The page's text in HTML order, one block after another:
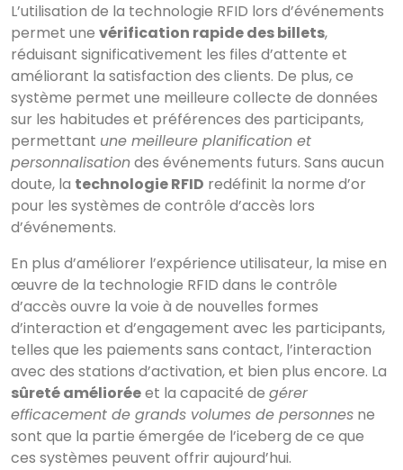
L’utilisation de la technologie RFID lors d’événements
permet une vérification rapide des billets,
réduisant significativement les files d’attente et
améliorant la satisfaction des clients. De plus, ce
système permet une meilleure collecte de données
sur les habitudes et préférences des participants,
permettant une meilleure planification et
personnalisationdes événements futurs. Sans aucun
doute, la technologie RFID redéfinit la norme d’or
pour les systèmes de contrôle d’accès lors
d’événements.
En plus d’améliorer l’expérience utilisateur, la mise en
œuvre de la technologie RFID dans le contrôle
d’accès ouvre la voie à de nouvelles formes
d’interaction et d’engagement avec les participants,
telles que les paiements sans contact, l’interaction
avec des stations d’activation, et bien plus encore. La
sûreté amélioréeet la capacité de gérer
efficacement de grands volumes de personnes ne
sont que la partie émergée de l’iceberg de ce que
ces systèmes peuvent offrir aujourd’hui.